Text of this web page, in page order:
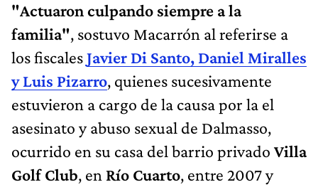
"Actuaron culpando siempre a la
familia", sostuvo Macarrón al referirse a
los fiscalesJavier Di Santo, Daniel Miralles
y Luis Pizarro, quienes sucesivamente
estuvieron a cargo de la causa por la el
asesinato y abuso sexual de Dalmasso,
ocurrido en su casa del barrio privado Villa
Golf Club, en Río Cuarto, entre 2007 y